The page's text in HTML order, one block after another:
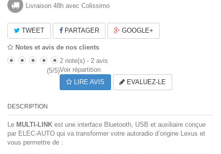
Livraison 48h avec Colissimo
TWEET PARTAGER GOOGLE+
Notes et avis de nos clients
(5/5)
2 note(s) - 2 avis
Voir répartition
LIRE AVIS
EVALUEZ-LE
DESCRIPTION
Le MULTI-LINK est une interface Bluetooth, USB et auxiliaire conçue
par ELEC-AUTO qui va transformer votre autoradio d’origine Lexus et
vous permettre de :